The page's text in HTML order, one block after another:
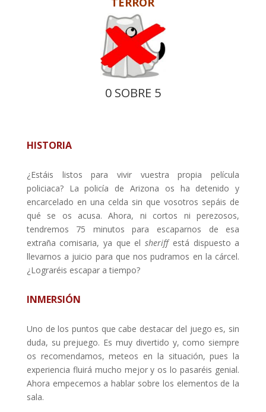
0 SOBRE 5
HISTORIA
¿Estáis listos para vivir vuestra propia película
policiaca? La policía de Arizona os ha detenido y
encarcelado en una celda sin que vosotros sepáis de
qué se os acusa. Ahora, ni cortos ni perezosos,
tendremos 75 minutos para escaparnos de esa
extraña comisaria, ya que elsheriffestá dispuesto a
llevarnos a juicio para que nos pudramos en la cárcel.
¿Lograréis escapar a tiempo?
INMERSIÓN
Uno de los puntos que cabe destacar del juego es, sin
duda, su prejuego. Es muy divertido y, como siempre
os recomendamos, meteos en la situación, pues la
experiencia fluirá mucho mejor y os lo pasaréis genial.
Ahora empecemos a hablar sobre los elementos de la
sala.